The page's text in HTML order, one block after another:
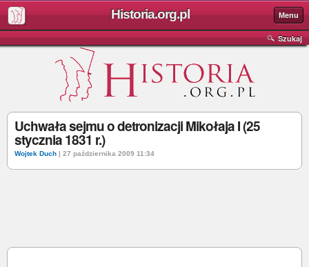
Historia.org.pl Menu
Szukaj
Uchwała sejmu o detronizacji Mikołaja I (25
stycznia 1831 r.)
Wojtek Duch | 27 października 2009 11:34